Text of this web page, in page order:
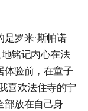
是罗米·斯帕诺
地铭记内心在法
体验前，在童子
喜欢法住寺的宁
部放在自己身